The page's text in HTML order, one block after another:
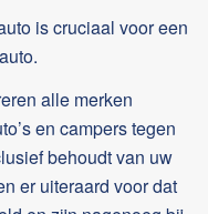
is cruciaal voor een
alle merken
en campers tegen
behoudt van uw
er uiteraard voor dat